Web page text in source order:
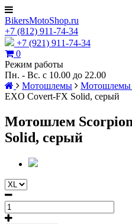
BikersMotoShop.ru
+7 (812) 911-74-34
+7 (921) 911-74-34
0
Режим работы
Пн. - Вс. с 10.00 до 22.00
Мотошлемы
Мотошлемы
EXO Covert-FX Solid, серый
Мотошлем
Solid, серый